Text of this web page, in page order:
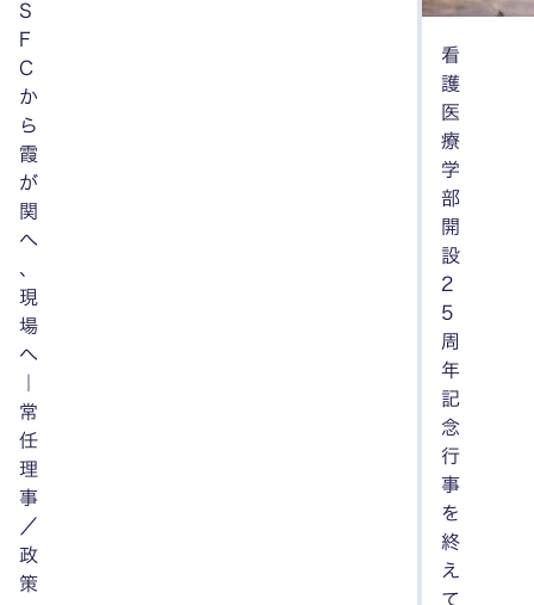
S
F
C
か
ら
霞
が
関
へ
、
現
場
へ
常
任
理
事
／
政
策
看
護
医
療
学
部
開
設
2
5
周
年
記
念
行
事
を
終
え
て